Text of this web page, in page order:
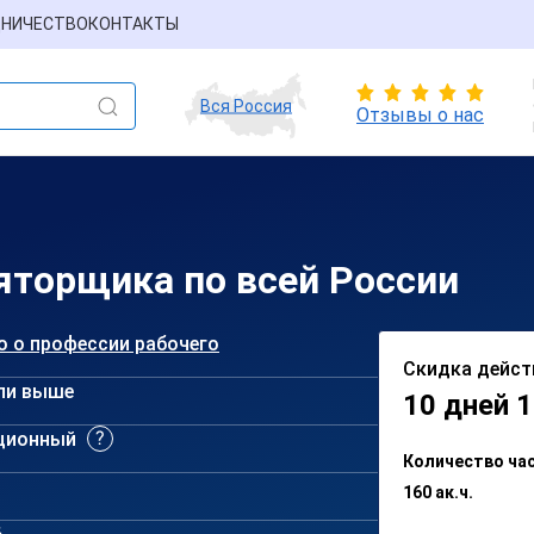
КОНТАКТЫ
Вся Россия Отзывы о нас
по всей России
о профессии рабочего
выше
Скидка
10 дней
Количество
160 ак.ч.